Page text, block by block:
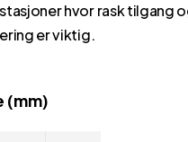
hvor rask tilgang
er viktig.
(mm)